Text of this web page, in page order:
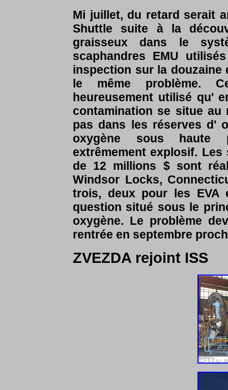
Mi juillet, du retard serait
Shuttle suite à la
graisseux dans le
scaphandres EMU
inspection sur la douzaine
le même problème.
heureusement utilisé qu'
contamination se situe
pas dans les réserves d'
oxygène sous haute
extrêmement explosif.
de 12 millions $ sont
Windsor Locks,
trois, deux pour les EVA
question situé sous le
oxygène. Le problème
rentrée en septembre
ZVEZDA rejoint ISS